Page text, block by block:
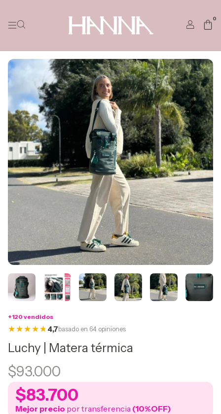
0
3/11
+120 vendidos
4,7basado en 64 opiniones
Luchy | Matera térmica
$93.000
$83.700
Mejor precio por transferencia (10%OFF)